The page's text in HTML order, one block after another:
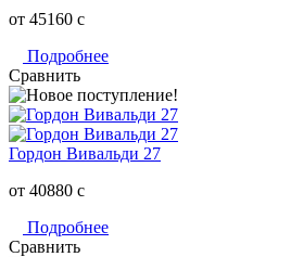
от 45160 c
Подробнее
Сравнить
Гордон Вивальди 27
от 40880 c
Подробнее
Сравнить